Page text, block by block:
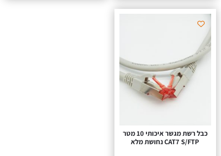
כבל רשת מגשר איכותי 10 מטר
CAT7 S/FTP נחושת מלא